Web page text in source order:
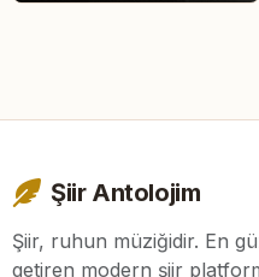
Şiir Antolojim
Şiir, ruhun müziğidir. En
getiren modern şiir